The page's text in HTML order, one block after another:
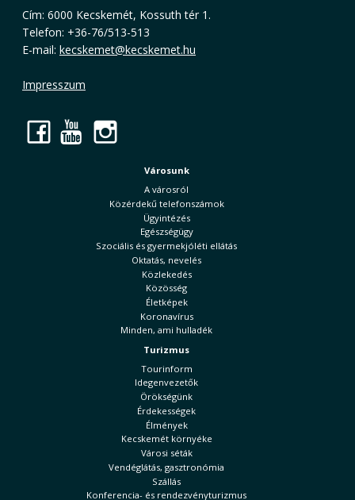
Cím: 6000 Kecskemét, Kossuth tér 1.
Telefon: +36-76/513-513
E-mail: kecskemet@kecskemet.hu
Impresszum
Facebook
YouTube
Városunk
A városról
Közérdekű telefonszámok
Ügyintézés
Egészségügy
Szociális és gyermekjóléti ellátás
Oktatás, nevelés
Közlekedés
Közösség
Életképek
Koronavírus
Minden, ami hulladék
Turizmus
Tourinform
Idegenvezetők
Örökségünk
Érdekességek
Élmények
Kecskemét környéke
Városi séták
Vendéglátás, gasztronómia
Szállás
Konferencia- és rendezvényturizmus